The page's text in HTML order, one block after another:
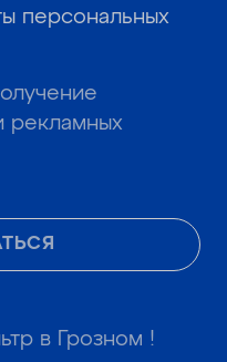
персональных
рекламных
в Грозном !